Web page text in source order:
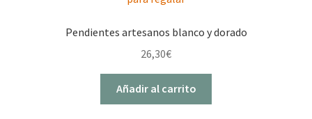
Pendientes artesanos blanco y dorado
26,30€
Añadir al carrito